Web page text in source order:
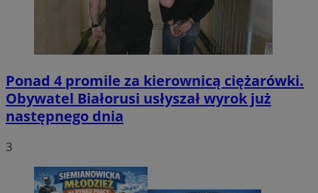
Ponad 4 promile za kierownicą ciężarówki.
Obywatel Białorusi usłyszał wyrok już
następnego dnia
3